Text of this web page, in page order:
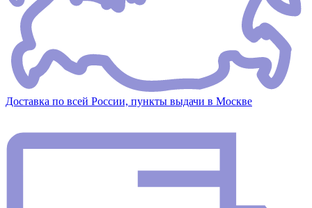
Доставка по всей России, пункты выдачи в Москве